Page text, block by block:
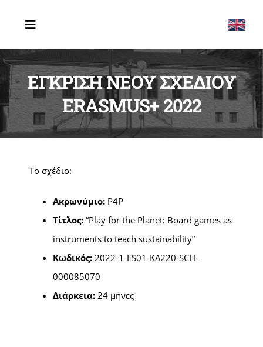
περιεχόμενο
Toggle
Navigation
ΑΡΧΙΚΗ
ΤΟ ΣΧΟΛΕΙΟ
ERASMUS
ΤΕΛΕΥΤΑΙΑ ΝΕΑ
ΕΠΙΚΟΙΝΩΝΙΑ
ΕΓΚΡΙΣΗ ΝΕΟΥ ΣΧΕΔΙΟΥ
ERASMUS+ 2022
Το σχέδιο:
Ακρωνύμιο: P4P
Τίτλος: “Play for the Planet: Board games as
instruments to teach sustainability”
Κωδικός: 2022-1-ES01-KA220-SCH-
000085070
Διάρκεια: 24 μήνες